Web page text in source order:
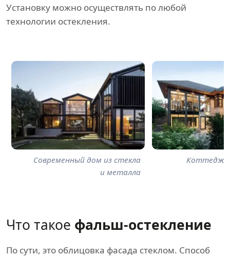
Установку можно осуществлять по любой
технологии остекления.
Современный дом из стекла
и металла
Коттедж
Что такое фальш-остекление
По сути, это облицовка фасада стеклом. Способ